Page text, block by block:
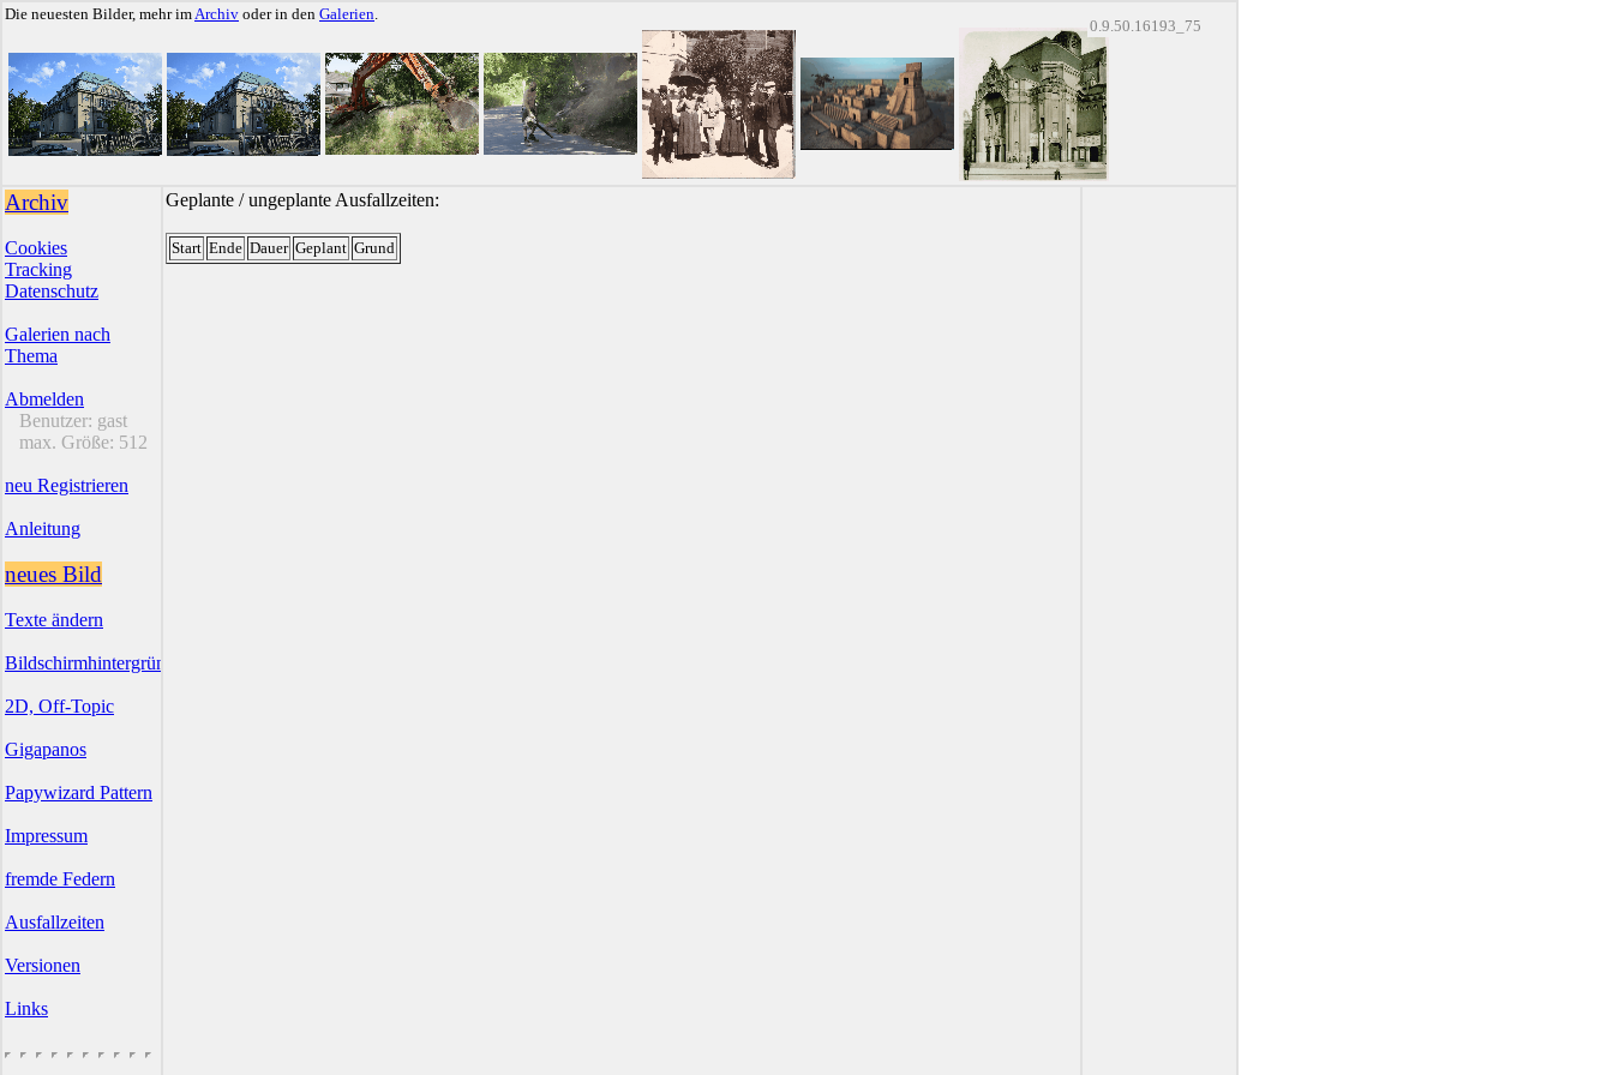
Die neuesten Bilder, mehr imArchiv oder in den Galerien.
0.9.50.16193_75
Archiv
Cookies
Tracking
Datenschutz
Galerien nach
Thema
Abmelden
Benutzer: gast
max. Größe: 512
neu Registrieren
Anleitung
neues Bild
Texte ändern
Bildschirmhintergründe
2D, Off-Topic
Gigapanos
Papywizard Pattern
Impressum
fremde Federn
Ausfallzeiten
Versionen
Links
Geplante / ungeplante Ausfallzeiten:
Start Ende Dauer Geplant Grund